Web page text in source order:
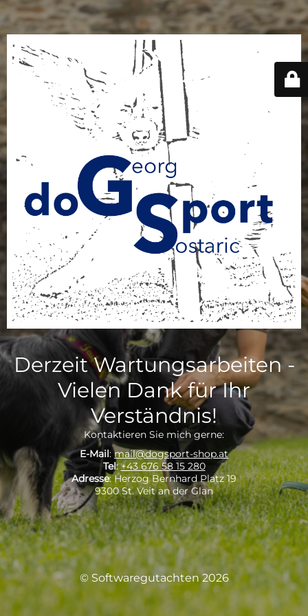
Derzeit Wartungsarbeiten -
Vielen Dank für Ihr
Verständnis!
Kontaktieren Sie mich gerne:
E-Mail:mail@dogsport-shop.at
Tel:+43 676 58 15 280
Adresse: Herzog Bernhard Platz 19
9300 St. Veit an der Glan
© Softwaregutachten 2026